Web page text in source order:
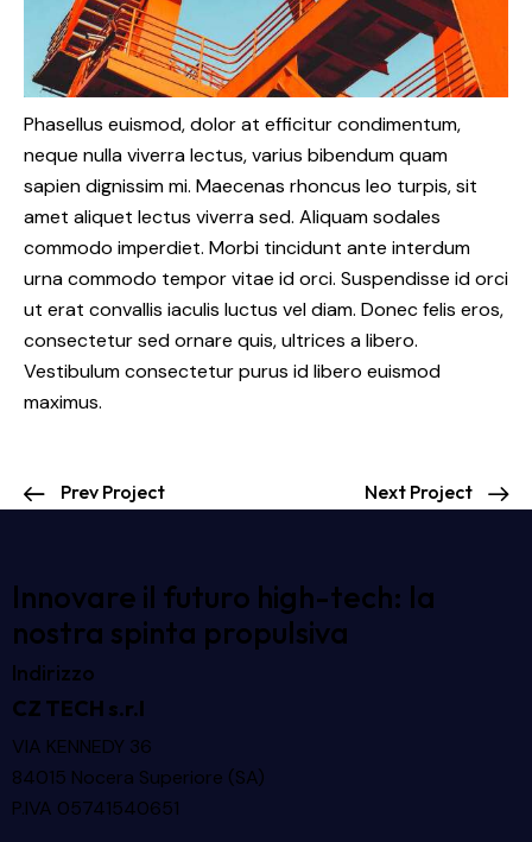
Phasellus euismod, dolor at efficitur condimentum,
neque nulla viverra lectus, varius bibendum quam
sapien dignissim mi. Maecenas rhoncus leo turpis, sit
amet aliquet lectus viverra sed. Aliquam sodales
commodo imperdiet. Morbi tincidunt ante interdum
urna commodo tempor vitae id orci. Suspendisse id orci
ut erat convallis iaculis luctus vel diam. Donec felis eros,
consectetur sed ornare quis, ultrices a libero.
Vestibulum consectetur purus id libero euismod
maximus.
Prev Project Next Project
Innovare il futuro high-tech: la
nostra spinta propulsiva
Indirizzo
CZ TECH s.r.l
VIA KENNEDY 36
84015 Nocera Superiore (SA)
P.IVA 05741540651